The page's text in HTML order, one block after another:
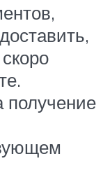
получение